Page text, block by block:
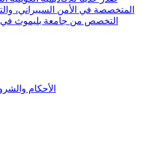
المتخصصة في الأمن السيبراني،
التخصص من جامعة بليموث في
الأحكام